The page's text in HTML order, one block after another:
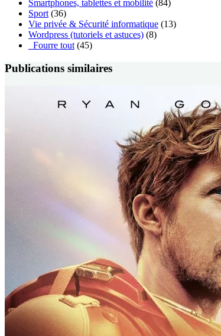
Smartphones, tablettes et mobilité (84)
Sport (36)
Vie privée & Sécurité informatique (13)
Wordpress (tutoriels et astuces) (8)
_Fourre tout (45)
Publications similaires